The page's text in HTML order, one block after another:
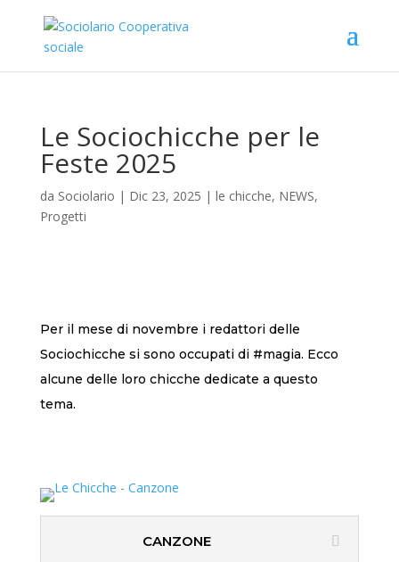
Le Sociochicche per le
Feste 2025
da Sociolario | Dic 23, 2025 | le chicche, NEWS,
Progetti
Per il mese di novembre i redattori delle
Sociochicche si sono occupati di #magia. Ecco
alcune delle loro chicche dedicate a questo
tema.
CANZONE